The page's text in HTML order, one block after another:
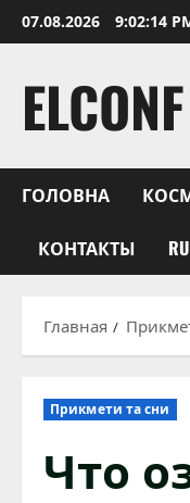
Перейти
к
07.08.2026 9:02:15
ГОЛОВНА
КОНТАКТЫ RU
Главная
Прикмети та сни
Что